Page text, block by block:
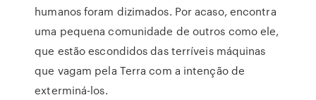
humanos foram dizimados. Por acaso, encontra
uma pequena comunidade de outros como ele,
que estão escondidos das terríveis máquinas
que vagam pela Terra com a intenção de
exterminá-los.